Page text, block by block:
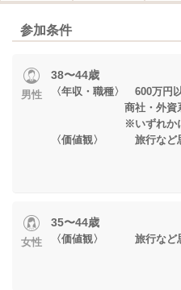
参加条件
男性
38〜44歳
〈年収・職種〉 600万円
商社・外資
※いずれかに当
〈価値観〉 旅行など思
女性
35〜44歳
〈価値観〉 旅行など思